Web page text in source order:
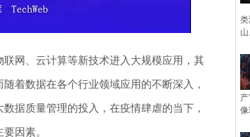
网、云计算等新技术进入大规模应用，其
着数据在各个行业领域应用的不断深入，
据质量管理的投入，在疫情肆虐的当下，
因素。
山
像